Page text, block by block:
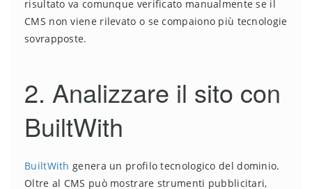
risultato va comunque verificato manualmente se il
CMS non viene rilevato o se compaiono più tecnologie
sovrapposte.
2. Analizzare il sito con
BuiltWith
BuiltWith genera un profilo tecnologico del dominio.
Oltre al CMS può mostrare strumenti pubblicitari,